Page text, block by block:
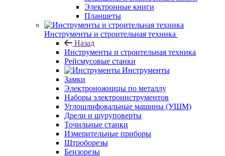
Электронные книги
Планшеты
Инструменты и строительная техника
Назад
Инструменты и строительная техника
Рейсмусовые станки
Инструменты
Замки
Электроножницы по металлу
Наборы электроинструментов
Углошлифовальные машины (УШМ)
Дрели и шуруповерты
Точильные станки
Измерительные приборы
Штроборезы
Бензорезы